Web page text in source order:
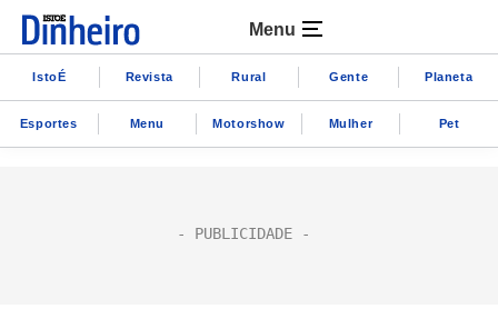
Menu
IstoÉ Revista Rural Gente Planeta
Esportes Menu Motorshow Mulher Pet